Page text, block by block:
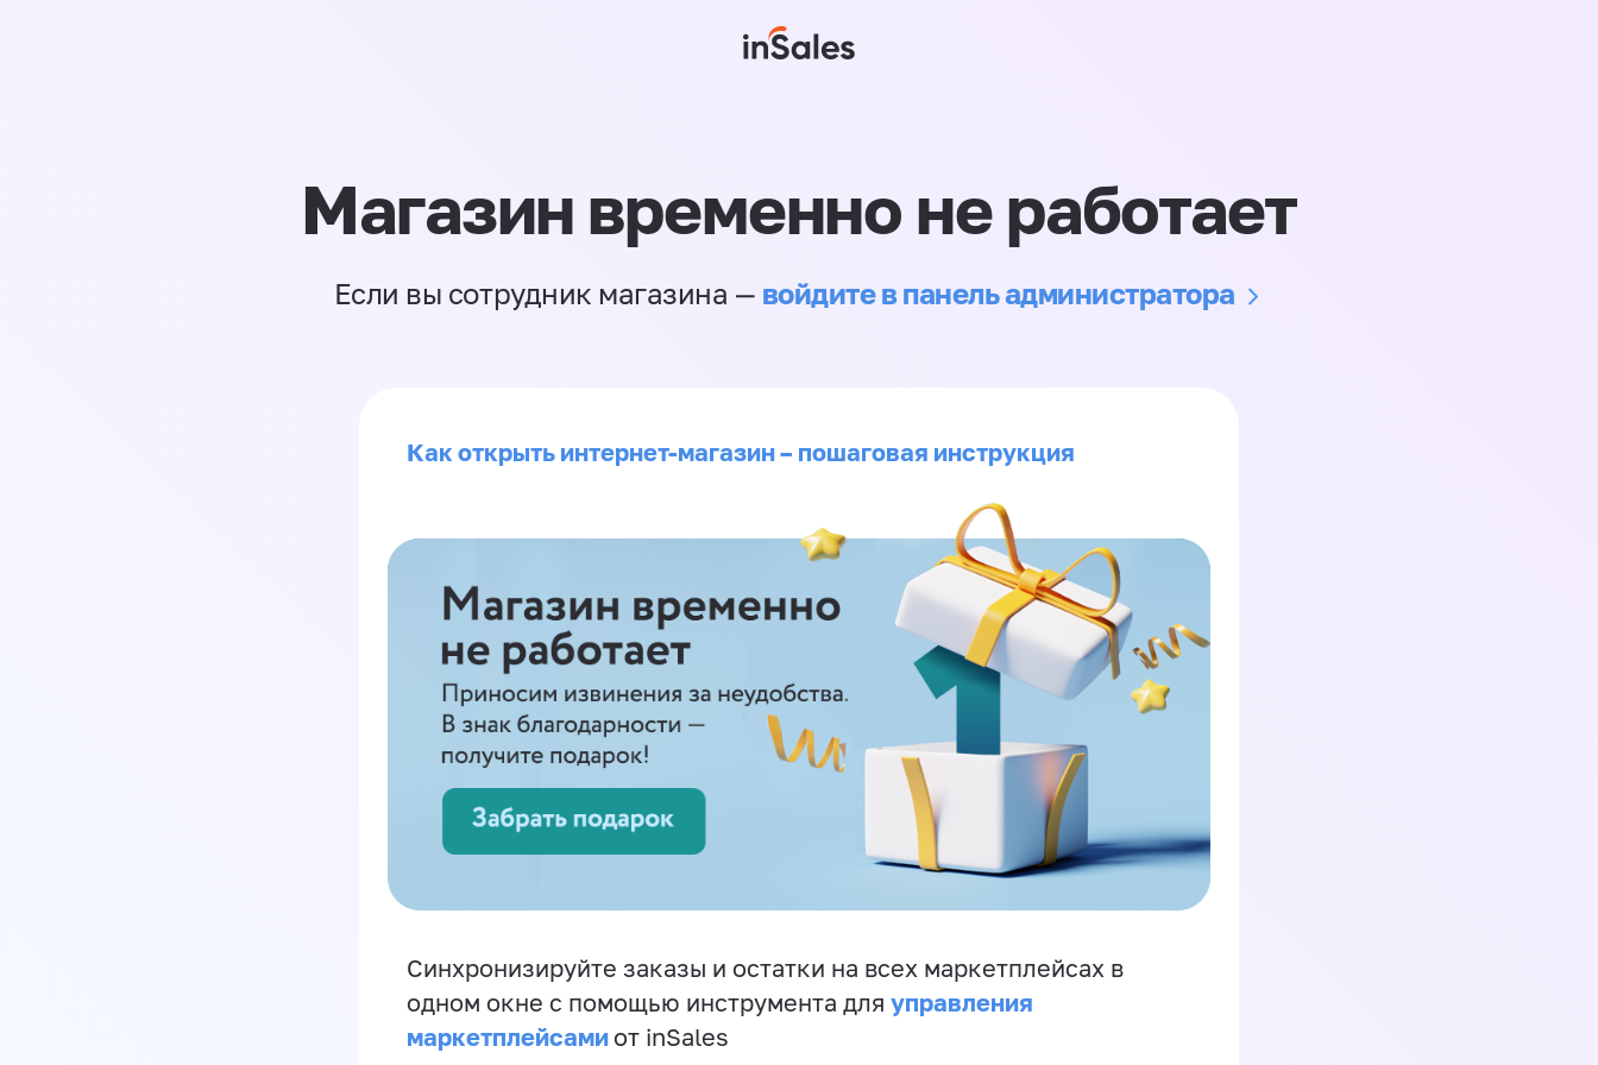
Магазин временно не работает
Если вы сотрудник магазина — войдите в панель администратора
Как открыть интернет-магазин – пошаговая инструкция
Синхронизируйте заказы и остатки на всех маркетплейсах в
одном окне с помощью инструмента для управления
маркетплейсами от inSales